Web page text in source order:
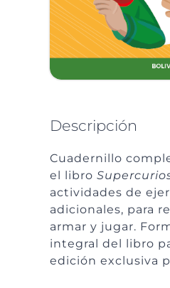
Descripción
Cuadernillo
el libro
actividades de
adicionales, para
armar y jugar.
integral del libro
edición exclusiva